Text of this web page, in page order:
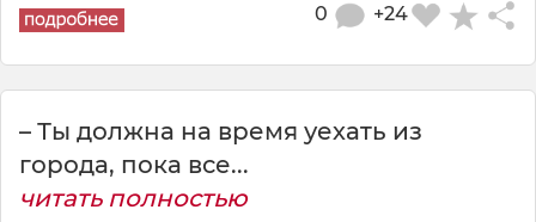
+24
0
– Ты должна на время уехать из
города, пока все...
читать полностью